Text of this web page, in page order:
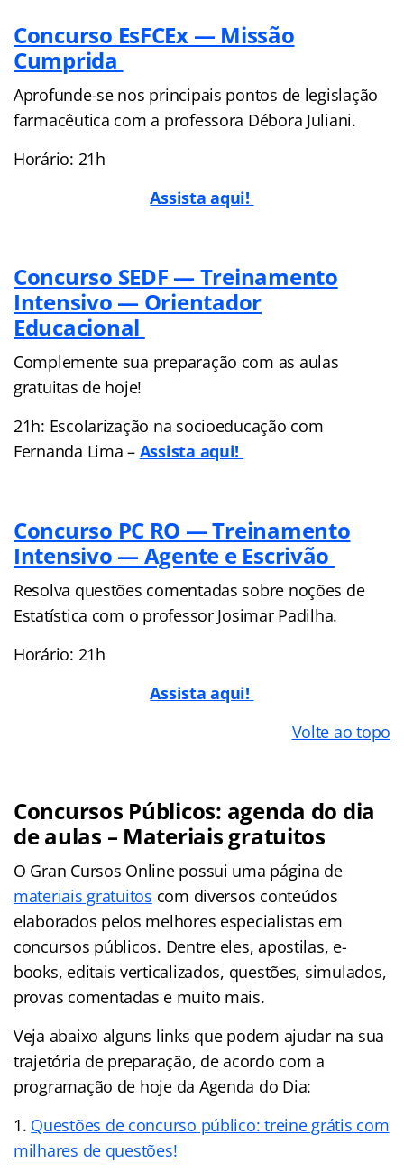
Concurso EsFCEx — Missão
Cumprida
Aprofunde-se nos principais pontos de legislação
farmacêutica com a professora Débora Juliani.
Horário: 21h
Assista aqui!
Concurso SEDF — Treinamento
Intensivo — Orientador
Educacional
Complemente sua preparação com as aulas
gratuitas de hoje!
21h: Escolarização na socioeducação com
Fernanda Lima – Assista aqui!
Concurso PC RO — Treinamento
Intensivo — Agente e Escrivão
Resolva questões comentadas sobre noções de
Estatística com o professor Josimar Padilha.
Horário: 21h
Assista aqui!
Volte ao topo
Concursos Públicos: agenda do dia
de aulas – Materiais gratuitos
O Gran Cursos Online possui uma página de
materiais gratuitos com diversos conteúdos
elaborados pelos melhores especialistas em
concursos públicos. Dentre eles, apostilas, e-
books, editais verticalizados, questões, simulados,
provas comentadas e muito mais.
Veja abaixo alguns links que podem ajudar na sua
trajetória de preparação, de acordo com a
programação de hoje da Agenda do Dia:
Questões de concurso público: treine grátis com
milhares de questões!